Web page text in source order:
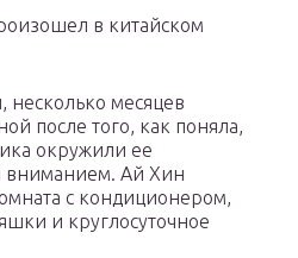
в китайском
месяцев
после того, как поняла,
окружили ее
вниманием. Ай Хин
с кондиционером,
и круглосуточное